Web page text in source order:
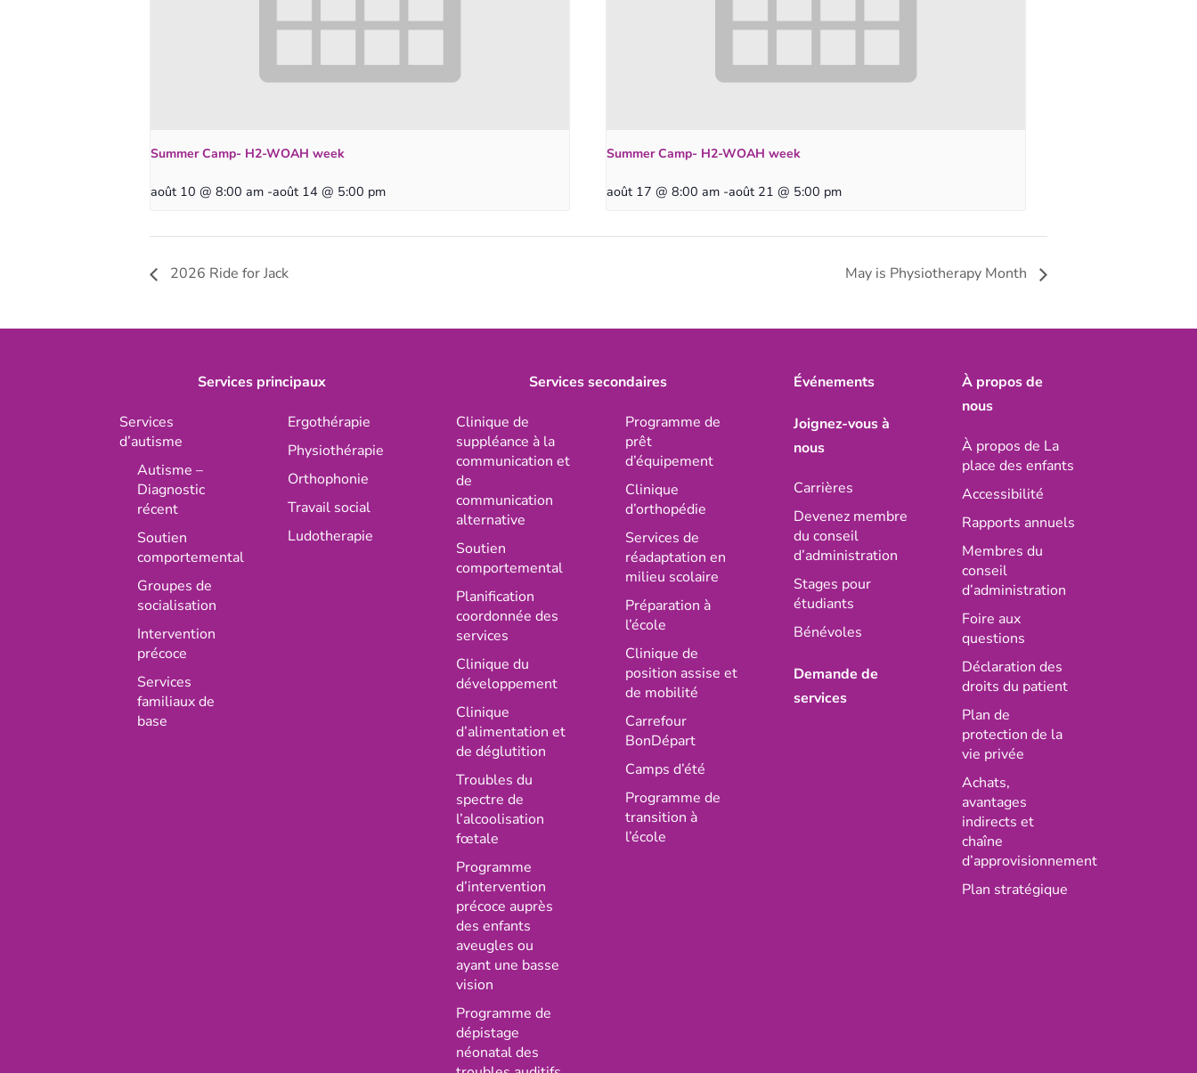
Summer Camp- H2-WOAH week
août 10 @ 8:00 am -août 14 @ 5:00 pm
Summer Camp- H2-WOAH week
août 17 @ 8:00 am -août 21 @ 5:00 pm
2026 Ride for Jack May is Physiotherapy Month
Services principaux
Services
d’autisme
Autisme –
Diagnostic
récent
Soutien
comportemental
Groupes de
socialisation
Intervention
précoce
Services
familiaux de
base
Ergothérapie
Physiothérapie
Orthophonie
Travail social
Ludotherapie
Services secondaires
Clinique de
suppléance à la
communication et
de
communication
alternative
Soutien
comportemental
Planification
coordonnée des
services
Clinique du
développement
Clinique
d’alimentation et
de déglutition
Troubles du
spectre de
l’alcoolisation
fœtale
Programme
d’intervention
précoce auprès
des enfants
aveugles ou
ayant une basse
vision
Programme de
dépistage
néonatal des
Programme de
prêt
d’équipement
Clinique
d’orthopédie
Services de
réadaptation en
milieu scolaire
Préparation à
l’école
Clinique de
position assise et
de mobilité
Carrefour
BonDépart
Camps d’été
Programme de
transition à
l’école
Événements
Joignez-vous à
nous
Carrières
Devenez membre
du conseil
d’administration
Stages pour
étudiants
Bénévoles
Demande de
services
À propos de
nous
À propos de La
place des enfants
Accessibilité
Rapports annuels
Membres du
conseil
d’administration
Foire aux
questions
Déclaration des
droits du patient
Plan de
protection de la
vie privée
Achats,
avantages
indirects et
chaîne
d’approvisionnement
Plan stratégique